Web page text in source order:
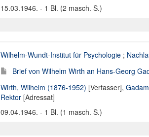
15.03.1946. - 1 Bl. (2 masch. S.)
Wilhelm-Wundt-Institut für Psychologie ;
Brief von Wilhelm Wirth an Hans-Georg
Wirth, Wilhelm (1876-1952) [Verfasser],
Rektor [Adressat]
09.04.1946. - 1 Bl. (1 masch. S.)